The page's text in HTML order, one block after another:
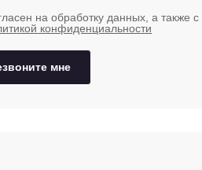
на обработку данных, а также с
конфиденциальности
мне